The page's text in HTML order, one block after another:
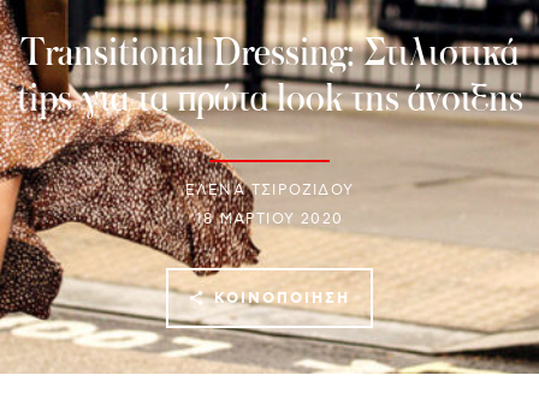
Transitional Dressing: Στιλιστικά
tips για τα πρώτα look της άνοιξης
ΈΛΕΝΑ ΤΣΙΡΟΖΊΔΟΥ
18 ΜΑΡΤΊΟΥ 2020
ΚΟΙΝΟΠΟΊΗΣΗ